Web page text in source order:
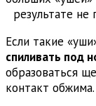
результате
Если такие
спиливать под
образоваться
контакт обжима.